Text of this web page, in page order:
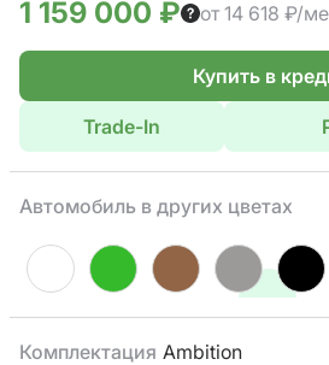
1 159 000 ₽ от 14 618 ₽/
Купить в
Trade-In
Автомобиль в других цветах
Комплектация Ambition